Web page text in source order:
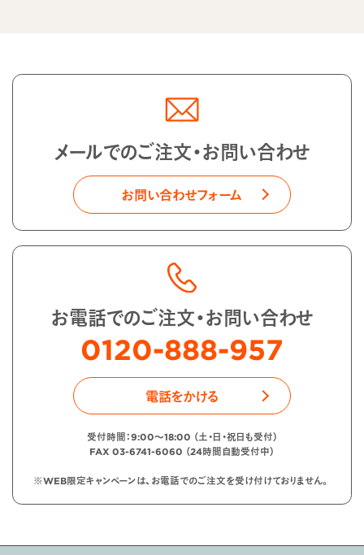
メールでのご注文・お問い合わせ
お問い合わせフォーム
お電話でのご注文・お問い合わせ
0120-888-957
電話をかける
受付時間：9:00〜18:00 （土・日・祝日も受付）
FAX 03-6741-6060 （24時間自動受付中）
※WEB限定キャンペーンは、お電話でのご注文を受け付けておりません。